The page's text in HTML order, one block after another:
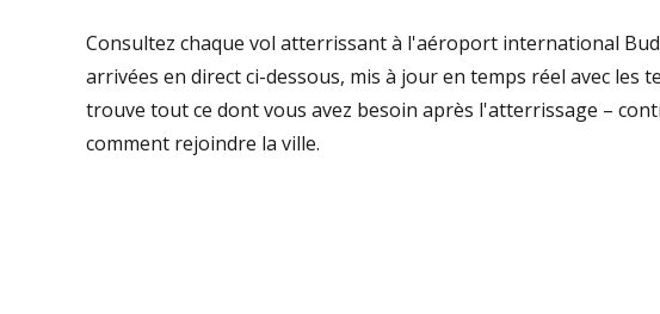
Consultez chaque vol atterrissant à l'aéroport international
arrivées en direct ci-dessous, mis à jour en temps réel avec les
trouve tout ce dont vous avez besoin après l'atterrissage –
comment rejoindre la ville.